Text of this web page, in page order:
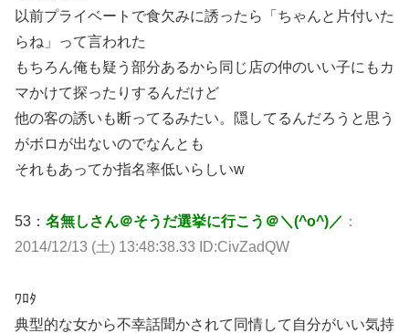
以前プライベートで食欠みに誘ったら「ちゃんと片付いた
らね」って言われた
もちろん俺も疑う部分あるから同じ店の仲のいい子にもカ
マかけて探ったりするんだけど
他の客の誘いも断ってるみたい。隠してるんだろうと思う
がボロが出ないのでなんとも
それもあってか指名率低いらしいw
53： 名無しさん＠そうだ選挙に行こう＠＼(^o^)／ ：
2014/12/13 (土) 13:48:38.33 ID:CivZadQW
ﾜﾛﾀ
典型的な女から不幸話聞かされて同情して自分がいい気持